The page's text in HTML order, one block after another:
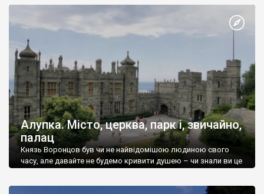
Алупка. Місто, церква, парк і, звичайно,
палац
Князь Воронцов був чи не найвідомішою людиною свого
часу, але давайте не будемо кривити душею – чи знали ви це